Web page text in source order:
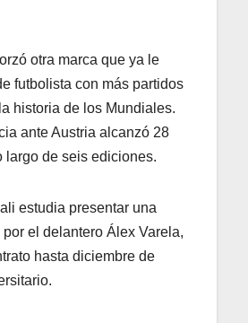
otra marca que ya le
futbolista con más partidos
historia de los Mundiales.
ante Austria alcanzó 28
largo de seis ediciones.
estudia presentar una
el delantero Álex Varela,
hasta diciembre de